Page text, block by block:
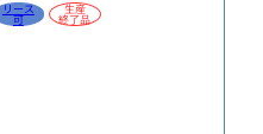
リース
可
生産
終了品